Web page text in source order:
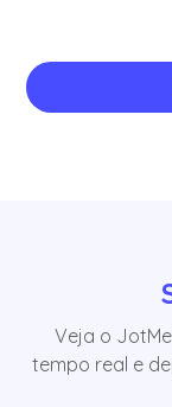
Veja o
tempo real e